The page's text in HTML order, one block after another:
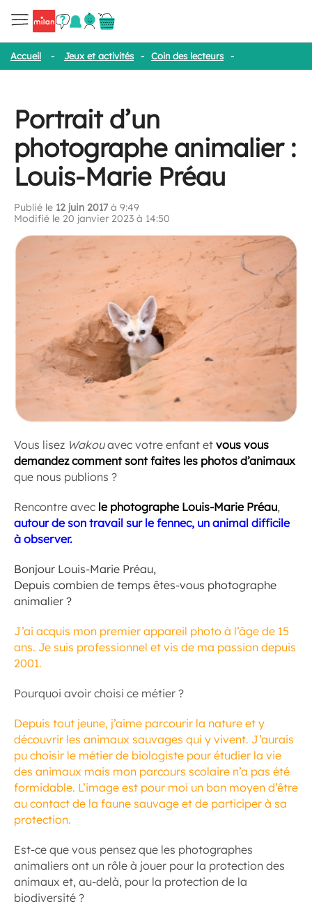
Accueil - Jeux et activités - Coin des lecteurs -
Portrait d’un
photographe animalier :
Louis-Marie Préau
Publié le 12 juin 2017 à 9:49
Modifié le 20 janvier 2023 à 14:50
Vous lisez Wakouavec votre enfant et vous vous
demandez comment sont faites les photos d’animaux
que nous publions ?
Rencontre avec le photographe Louis-Marie Préau,
autour de son travail sur le fennec, un animal difficile
à observer.
Bonjour Louis-Marie Préau,
Depuis combien de temps êtes-vous photographe
animalier ?
J’ai acquis mon premier appareil photo à l’âge de 15
ans. Je suis professionnel et vis de ma passion depuis
2001.
Pourquoi avoir choisi ce métier ?
Depuis tout jeune, j’aime parcourir la nature et y
découvrir les animaux sauvages qui y vivent. J’aurais
pu choisir le métier de biologiste pour étudier la vie
des animaux mais mon parcours scolaire n’a pas été
formidable. L’image est pour moi un bon moyen d’être
au contact de la faune sauvage et de participer à sa
protection.
Est-ce que vous pensez que les photographes
animaliers ont un rôle à jouer pour la protection des
animaux et, au-delà, pour la protection de la
biodiversité ?